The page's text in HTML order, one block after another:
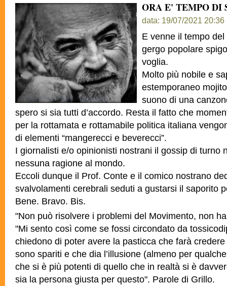
ORA E' TEMPO DI
data: 19/07/2021 20:36
E venne il tempo
gergo popolare
voglia.
Molto più nobile e
estemporaneo
suono di una
spero si sia tutti d’accordo. Resta il fatto che
per la rottamata e rottamabile politica italiana
di elementi “mangerecci e beverecci”.
I giornalisti e/o opinionisti nostrani il gossip di turno
nessuna ragione al mondo.
Eccoli dunque il Prof. Conte e il comico nostrano
svalvolamenti cerebrali seduti a gustarsi il saporito
Bene. Bravo. Bis.
"Non può risolvere i problemi del Movimento, non
"Mi sento così come se fossi circondato da
chiedono di poter avere la pasticca che farà
sono spariti e che dia l’illusione (almeno per
che si è più potenti di quello che in realtà si è
sia la persona giusta per questo". Parole di Grillo.